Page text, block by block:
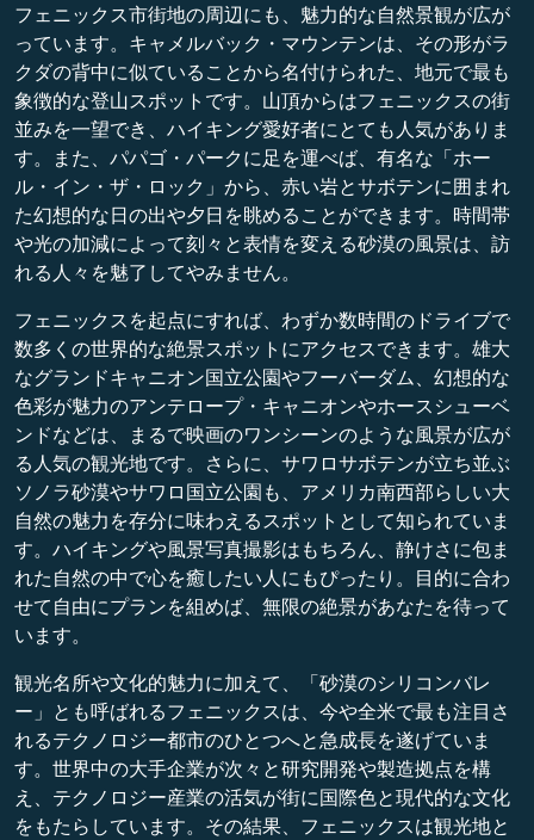
フェニックス市街地の周辺にも、魅力的な自然景観が広が
っています。キャメルバック・マウンテンは、その形がラ
クダの背中に似ていることから名付けられた、地元で最も
象徴的な登山スポットです。山頂からはフェニックスの街
並みを一望でき、ハイキング愛好者にとても人気がありま
す。また、パパゴ・パークに足を運べば、有名な「ホー
ル・イン・ザ・ロック」から、赤い岩とサボテンに囲まれ
た幻想的な日の出や夕日を眺めることができます。時間帯
や光の加減によって刻々と表情を変える砂漠の風景は、訪
れる人々を魅了してやみません。
フェニックスを起点にすれば、わずか数時間のドライブで
数多くの世界的な絶景スポットにアクセスできます。雄大
なグランドキャニオン国立公園やフーバーダム、幻想的な
色彩が魅力のアンテロープ・キャニオンやホースシューベ
ンドなどは、まるで映画のワンシーンのような風景が広が
る人気の観光地です。さらに、サワロサボテンが立ち並ぶ
ソノラ砂漠やサワロ国立公園も、アメリカ南西部らしい大
自然の魅力を存分に味わえるスポットとして知られていま
す。ハイキングや風景写真撮影はもちろん、静けさに包ま
れた自然の中で心を癒したい人にもぴったり。目的に合わ
せて自由にプランを組めば、無限の絶景があなたを待って
います。
観光名所や文化的魅力に加えて、「砂漠のシリコンバレ
ー」とも呼ばれるフェニックスは、今や全米で最も注目さ
れるテクノロジー都市のひとつへと急成長を遂げていま
す。世界中の大手企業が次々と研究開発や製造拠点を構
え、テクノロジー産業の活気が街に国際色と現代的な文化
をもたらしています。その結果、フェニックスは観光地と